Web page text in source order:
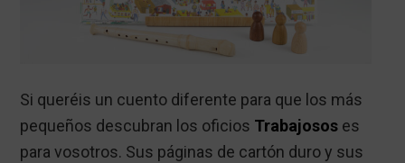
Si queréis un cuento diferente para que los más
pequeños descubran los oficios Trabajososes
para vosotros. Sus páginas de cartón duro y sus